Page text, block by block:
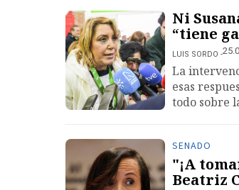
Ni
“tiene
LUIS SORDO
La
esas
todo sobre
SENADO
"¡A
Beatriz